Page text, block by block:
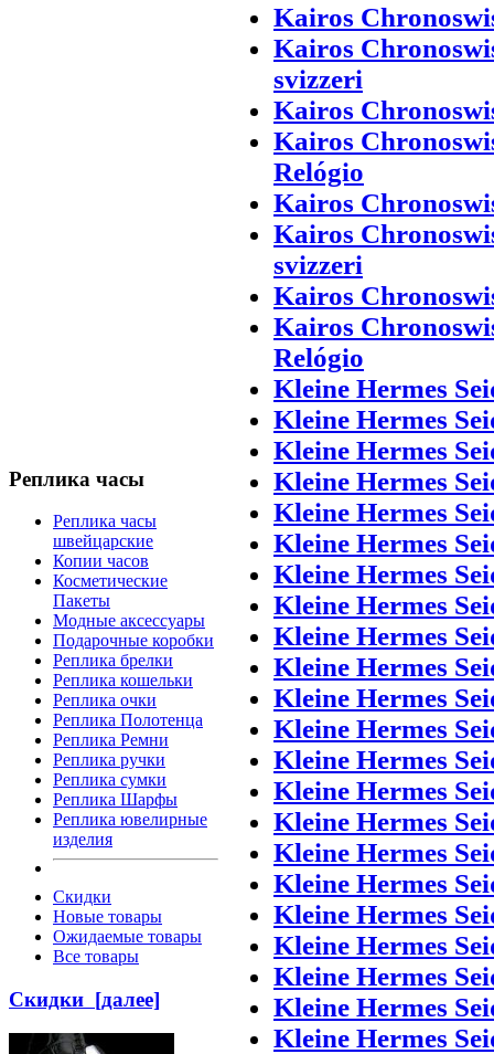
Реплика часы
Реплика часы
швейцарские
Копии часов
Косметические
Пакеты
Модные аксессуары
Подарочные коробки
Реплика брелки
Реплика кошельки
Реплика очки
Реплика Полотенца
Реплика Ремни
Реплика ручки
Реплика сумки
Реплика Шарфы
Реплика ювелирные
изделия
Скидки
Новые товары
Ожидаемые товары
Все товары
Скидки [далее]
Kairos
Kairos
svizzeri
Kairos
Kairos
Relógio
Kairos
Kairos
svizzeri
Kairos
Kairos
Relógio
Kleine Hermes
Kleine Hermes
Kleine Hermes
Kleine Hermes
Kleine Hermes
Kleine Hermes
Kleine Hermes
Kleine Hermes
Kleine Hermes
Kleine Hermes
Kleine Hermes
Kleine Hermes
Kleine Hermes
Kleine Hermes
Kleine Hermes
Kleine Hermes
Kleine Hermes
Kleine Hermes
Kleine Hermes
Kleine Hermes
Kleine Hermes
Kleine Hermes